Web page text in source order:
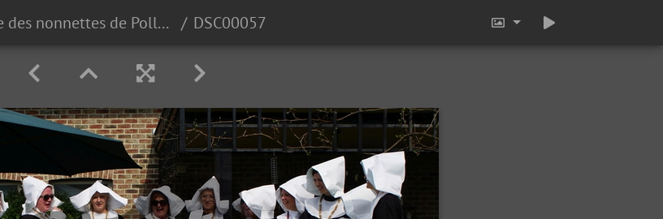
Retraite des nonnettes de Polleur 2018 DSC00057